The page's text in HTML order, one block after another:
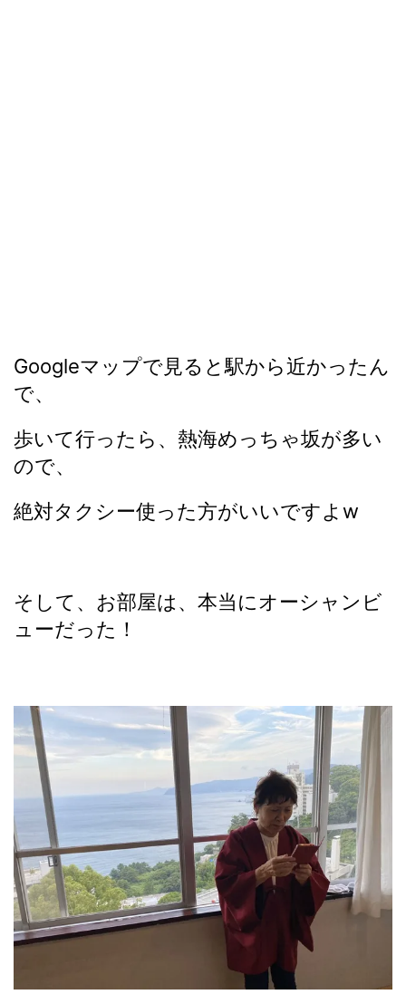
Googleマップで見ると駅から近かったん
で、
歩いて行ったら、熱海めっちゃ坂が多い
ので、
絶対タクシー使った方がいいですよw
そして、お部屋は、本当にオーシャンビ
ューだった！